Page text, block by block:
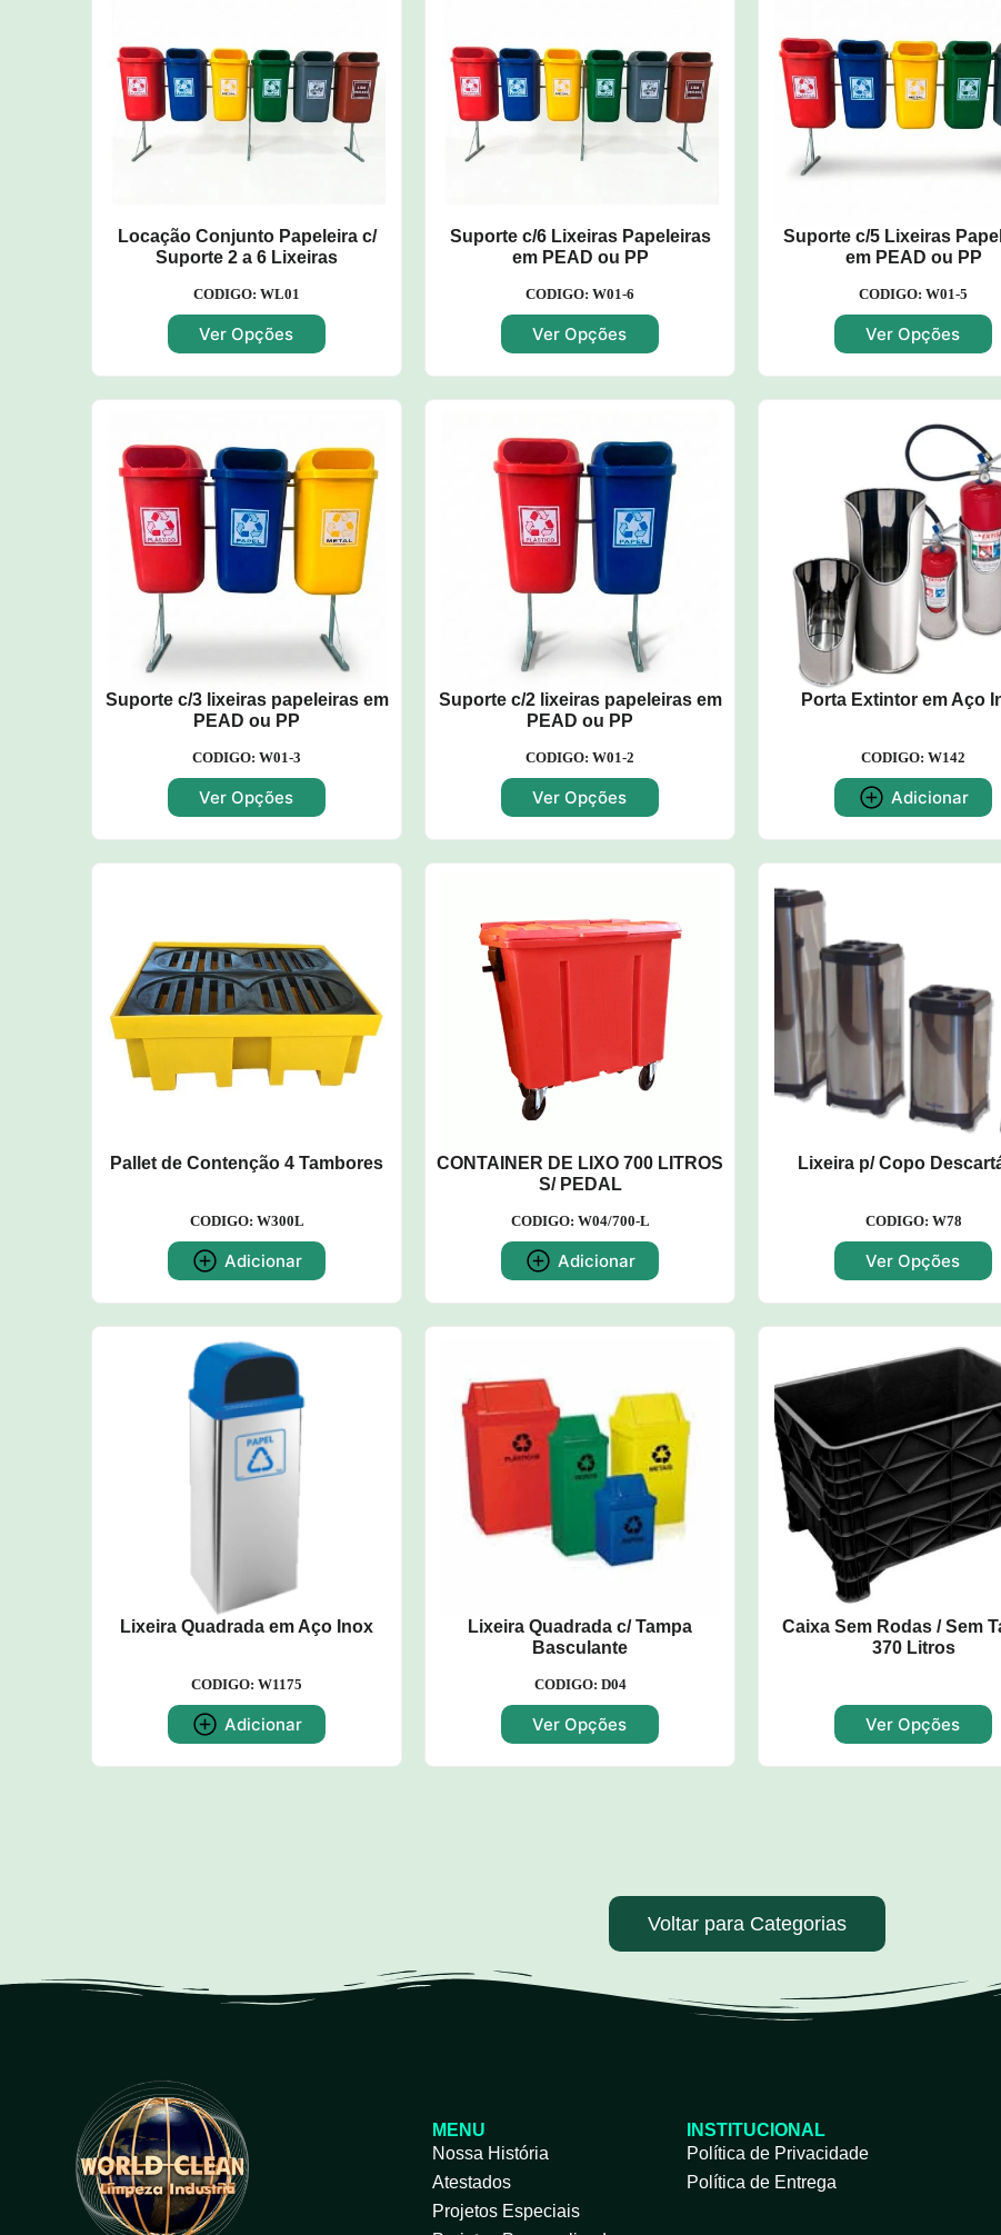
Locação Conjunto Papeleira c/
Suporte 2 a 6 Lixeiras
CODIGO: WL01
Ver Opções
Suporte c/6 Lixeiras Papeleiras
em PEAD ou PP
CODIGO: W01-6
Ver Opções
Suporte c/5 Lixeiras
em PEAD ou PP
CODIGO: W01-5
Ver Opções
Suporte c/3 lixeiras papeleiras em
PEAD ou PP
CODIGO: W01-3
Ver Opções
Suporte c/2 lixeiras papeleiras em
PEAD ou PP
CODIGO: W01-2
Ver Opções
Porta Extintor em Aço
CODIGO: W142
Adicionar
Pallet de Contenção 4 Tambores
CODIGO: W300L
Adicionar
CONTAINER DE LIXO 700 LITROS
S/ PEDAL
CODIGO: W04/700-L
Adicionar
Lixeira p/ Copo
CODIGO: W78
Ver Opções
Lixeira Quadrada em Aço Inox
CODIGO: W1175
Adicionar
Lixeira Quadrada c/ Tampa
Basculante
CODIGO: D04
Ver Opções
Caixa Sem Rodas / Sem
370 Litros
Ver Opções
Voltar para Categorias
MENU
Nossa História
Atestados
Projetos Especiais
INSTITUCIONAL
Política de Privacidade
Política de Entrega